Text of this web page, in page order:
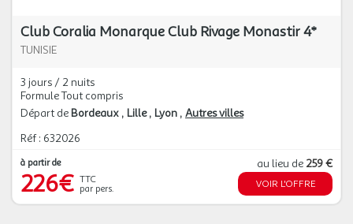
Club Coralia Monarque Club Rivage Monastir 4*
TUNISIE
3 jours / 2 nuits
Formule Tout compris
Départ de Bordeaux Lille Lyon Autres villes
Réf : 632026
à partir de
226€ TTC
par pers.
au lieu de 259 €
VOIR L'OFFRE